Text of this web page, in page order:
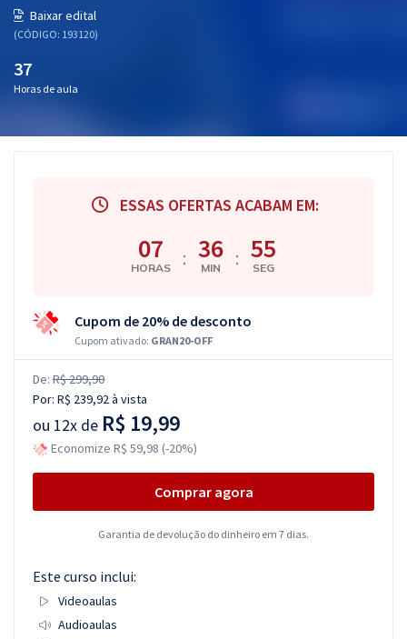
Aprovados
Baixar edital
(CÓDIGO: 193120)
37
Horas de aula
ESSAS OFERTAS ACABAM EM:
07
HORAS : 36
MIN : 54
SEG
Cupom de 20% de desconto
Cupom ativado: GRAN20-OFF
De: R$ 299,90
Por: R$ 239,92à vista
ou 12x de R$ 19,99
Economize R$ 59,98 (-20%)
Comprar agora
Garantia de devolução do dinheiro em 7 dias.
Este curso inclui:
Videoaulas
Audioaulas